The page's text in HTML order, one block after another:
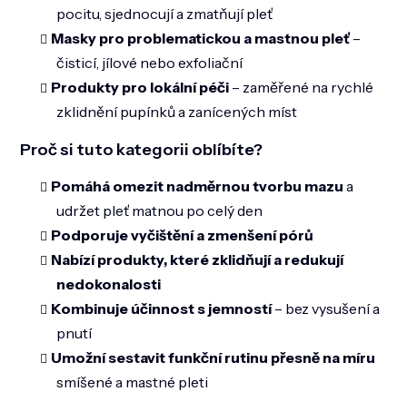
pocitu, sjednocují a zmatňují pleť
Masky pro problematickou a mastnou pleť–
čisticí, jílové nebo exfoliační
Produkty pro lokální péči – zaměřené na rychlé
zklidnění pupínků a zanícených míst
Proč si tuto kategorii oblíbíte?
Pomáhá omezit nadměrnou tvorbu mazu a
udržet pleť matnou po celý den
Podporuje vyčištění a zmenšení pórů
Nabízí produkty, které zklidňují a redukují
nedokonalosti
Kombinuje účinnost s jemností– bez vysušení a
pnutí
Umožní sestavit funkční rutinu přesně na míru
smíšené a mastné pleti